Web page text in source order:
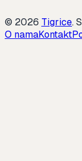
© 2026 Tigrice.
O namaKontakt